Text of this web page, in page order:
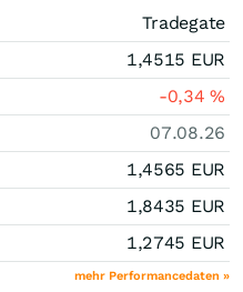
Tradegate
1,4515 EUR
-0,34%
07.08.26
1,4565 EUR
1,8435 EUR
1,2745 EUR
mehr Performancedaten »